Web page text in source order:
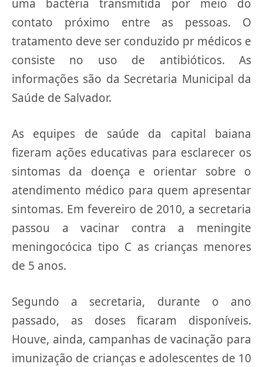
uma bactéria transmitida por meio do
contato próximo entre as pessoas. O
tratamento deve ser conduzido pr médicos e
consiste no uso de antibióticos. As
informações são da Secretaria Municipal da
Saúde de Salvador.
As equipes de saúde da capital baiana
fizeram ações educativas para esclarecer os
sintomas da doença e orientar sobre o
atendimento médico para quem apresentar
sintomas. Em fevereiro de 2010, a secretaria
passou a vacinar contra a meningite
meningocócica tipo C as crianças menores
de 5 anos.
Segundo a secretaria, durante o ano
passado, as doses ficaram disponíveis.
Houve, ainda, campanhas de vacinação para
imunização de crianças e adolescentes de 10